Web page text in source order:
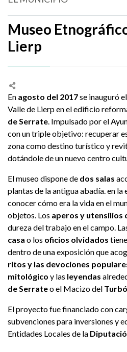
Museo
Lierp
En agosto del 2017se inauguró
Valle de Lierp en el edificio
de Serrate . Impulsado por el
con un triple objetivo: recuperar
zona como destino turístico y
dotándole de un nuevo centro
El museo dispone de dos salas
plantas de la antigua abadía. en
conocer cómo era la vida en el
objetos. Los aperos y utensilios
dureza del trabajo en el campo.
casa o los oficios olvidados
dentro de una exposición que
ritos y las devociones
mitológico y las leyendas
de Serrateo el Macizo del
El proyecto fue financiado con
subvenciones para inversiones y
Entidades Locales de la